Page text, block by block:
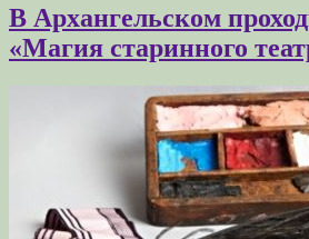
В Архангельском
«Магия старинного